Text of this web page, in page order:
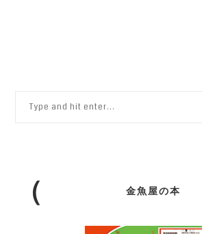
金魚屋の本